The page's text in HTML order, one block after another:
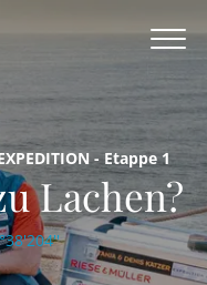
- Etappe 1
Lachen?